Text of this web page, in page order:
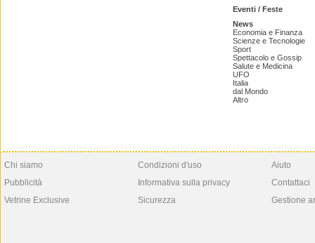
Eventi / Feste
News
Economia e Finanza
Scienze e Tecnologie
Sport
Spettacolo e Gossip
Salute e Medicina
UFO
Italia
dal Mondo
Altro
Chi siamo
Pubblicità
Vetrine Exclusive
Condizioni d'uso
Informativa sulla privacy
Sicurezza
Aiuto
Contattaci
Gestione